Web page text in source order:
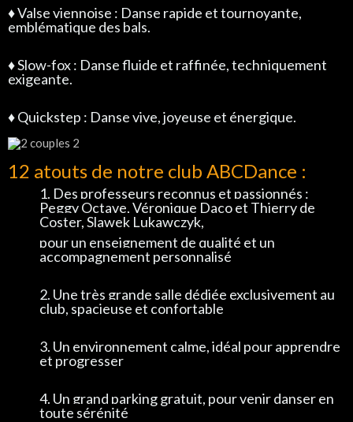
♦Valse viennoise : Danse rapide et tournoyante,
emblématique des bals.
♦Slow-fox : Danse fluide et raffinée, techniquement
exigeante.
♦Quickstep : Danse vive, joyeuse et énergique.
12 atouts de notre club ABCDance :
1. Des professeurs reconnus et passionnés :
Peggy Octave, Véronique Daco et Thierry de
Coster, Slawek Lukawczyk,
pour un enseignement de qualité et un
accompagnement personnalisé
2. Une très grande salle dédiée exclusivement au
club, spacieuse et confortable
3. Un environnement calme, idéal pour apprendre
et progresser
4. Un grand parking gratuit, pour venir danser en
toute sérénité